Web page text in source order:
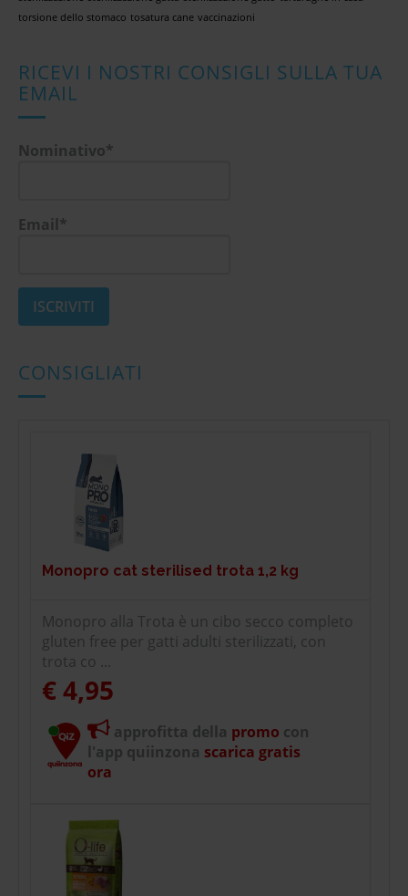
torsione dello stomaco tosatura cane vaccinazioni
RICEVI I NOSTRI CONSIGLI SULLA TUA
EMAIL
Nominativo*
Email*
CONSIGLIATI
Monopro cat sterilised trota 1,2 kg
Monopro alla Trota è un cibo secco completo
gluten free per gatti adulti sterilizzati, con
trota co ...
€ 4,95
approfitta della promo con
l'app quiinzona scarica gratis
ora